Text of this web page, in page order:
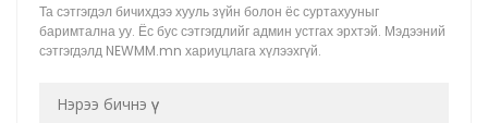
Та сэтгэгдэл бичихдээ хууль зүйн болон ёс суртахууныг
баримтална уу. Ёс бус сэтгэгдлийг админ устгах эрхтэй. Мэдээний
сэтгэгдэлд NEWMM.mn хариуцлага хүлээхгүй.